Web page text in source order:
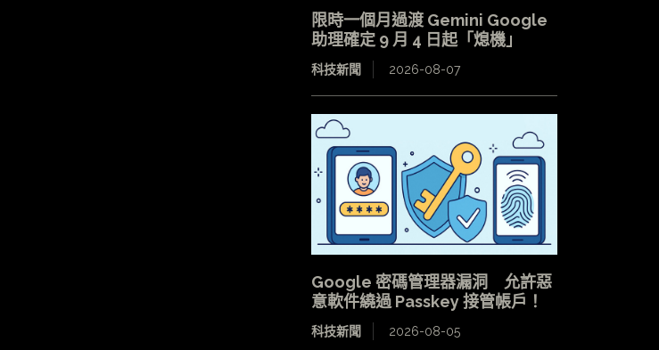
限時一個月過渡 Gemini Google
助理確定 9 月 4 日起「熄機」
科技新聞 2026-08-07
Google 密碼管理器漏洞 允許惡
意軟件繞過 Passkey 接管帳戶！
科技新聞 2026-08-05